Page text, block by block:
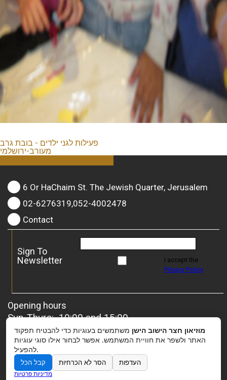
פעילות לגני ילדים - בובת גרב
מעורב-ירושלמי
6 Or HaChaim St. The Jewish Quarter, Jerusalem
02-6276319,052-4002478
Contact
Sign To
Newsletter
I accept the
Privacy Policy
Opening hours
Sun-Thurs: 10:00 and 15:00
Friday: 10:00 and 13:00
For groups– it is possible to coordinate a special
opening.
מוזיאון חצר הישוב הישן משתמשים בעוגיות כדי להבטיח תפקוד
האתר ולשפר את חוויית המשתמש. אפשר לבחור אילו סוגי עוגיות
להפעיל.
קבל הכל הסר לא הכרחיות העדפות
מדיניות פרטיות